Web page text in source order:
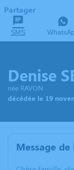
Partager
SMS
Denise
née RAVON
décédée le 19
Message